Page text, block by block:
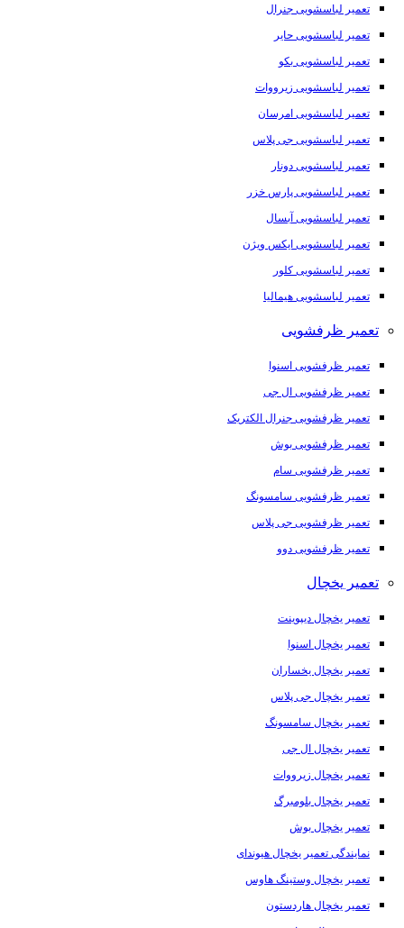
تعمیر لباسشویی جنرال
تعمیر لباسشویی حایر
تعمیر لباسشویی بکو
تعمیر لباسشویی زیرووات
تعمیر لباسشویی امرسان
تعمیر لباسشویی جی پلاس
تعمیر لباسشویی دونار
تعمیر لباسشویی پارس خزر
تعمیر لباسشویی آبسال
تعمیر لباسشویی ایکس ویژن
تعمیر لباسشویی کلور
تعمیر لباسشویی هیمالیا
تعمیر ظرفشویی
تعمیر ظرفشویی اسنوا
تعمیر ظرفشویی ال جی
تعمیر ظرفشویی جنرال الکتریک
تعمیر ظرفشویی بوش
تعمیر ظرفشویی سام
تعمیر ظرفشویی سامسونگ
تعمیر ظرفشویی جی پلاس
تعمیر ظرفشویی دوو
تعمیر یخچال
تعمیر یخچال دیپوینت
تعمیر یخچال اسنوا
تعمیر یخچال یخساران
تعمیر یخچال جی پلاس
تعمیر یخچال سامسونگ
تعمیر یخچال ال جی
تعمیر یخچال زیرووات
تعمیر یخچال بلومبرگ
تعمیر یخچال بوش
نمایندگی تعمیر یخچال هیوندای
تعمیر یخچال وستینگ هاوس
تعمیر یخچال هاردستون